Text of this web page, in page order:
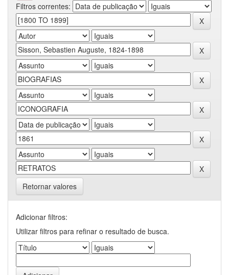
Filtros correntes:
Retornar valores
Adicionar filtros:
Utilizar filtros para refinar o resultado de busca.